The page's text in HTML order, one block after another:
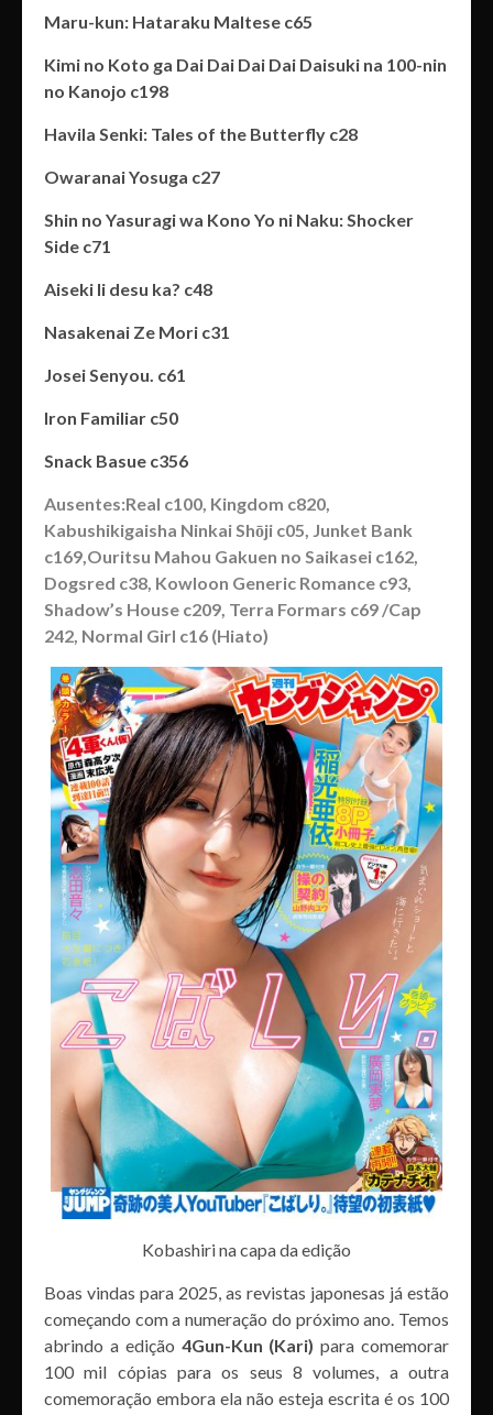
Maru-kun: Hataraku Maltese c65
Kimi no Koto ga Dai Dai Dai Dai Daisuki na 100-nin
no Kanojo c198
Havila Senki: Tales of the Butterfly c28
Owaranai Yosuga c27
Shin no Yasuragi wa Kono Yo ni Naku: Shocker
Side c71
Aiseki Ii desu ka? c48
Nasakenai Ze Mori c31
Josei Senyou. c61
Iron Familiar c50
Snack Basue c356
Ausentes:Real c100, Kingdom c820,
Kabushikigaisha Ninkai Shōji c05, Junket Bank
c169,Ouritsu Mahou Gakuen no Saikasei c162,
Dogsred c38, Kowloon Generic Romance c93,
Shadow’s House c209, Terra Formars c69 /Cap
242, Normal Girl c16 (Hiato)
Kobashiri na capa da edição
Boas vindas para 2025, as revistas japonesas já estão
começando com a numeração do próximo ano. Temos
abrindo a edição 4Gun-Kun (Kari) para comemorar
100 mil cópias para os seus 8 volumes, a outra
comemoração embora ela não esteja escrita é os 100